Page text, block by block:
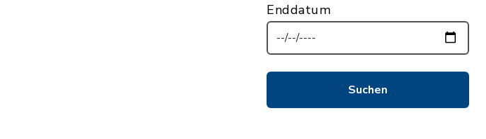
Enddatum